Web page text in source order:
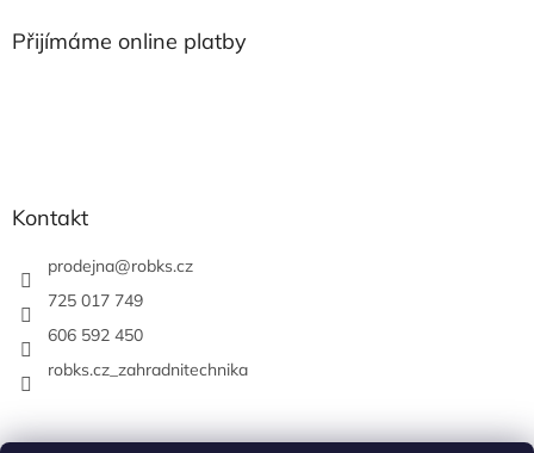
Přijímáme online platby
Kontakt
prodejna@robks.cz
725 017 749
606 592 450
robks.cz_zahradnitechnika